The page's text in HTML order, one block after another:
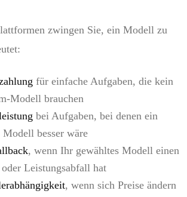
zwingen Sie, ein Modell zu
für einfache Aufgaben, die kein
Modell brauchen
bei Aufgaben, bei denen ein
Modell besser wäre
, wenn Ihr gewähltes Modell einen
Leistungsabfall hat
, wenn sich Preise ändern